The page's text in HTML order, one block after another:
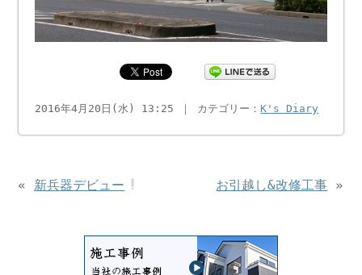
2016年4月20日(水) 13:25 ｜ カテゴリー： K's Diary
« 新兵器デビュー お引越し&改修工事 »